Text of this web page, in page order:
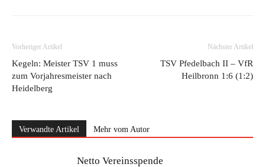
Vorheriger Artikel
Kegeln: Meister TSV 1 muss
zum Vorjahresmeister nach
Heidelberg
Nächster Artikel
TSV Pfedelbach II – VfR
Heilbronn 1:6 (1:2)
Verwandte Artikel Mehr vom Autor
Netto Vereinsspende